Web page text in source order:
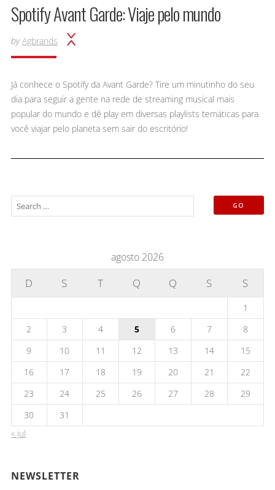
Spotify Avant Garde: Viaje pelo mundo
by Agbrands
Já conhece o Spotify da Avant Garde? Tire um minutinho do seu
dia para seguir a gente na rede de streaming musical mais
popular do mundo e dê play em diversas playlists temáticas para
você viajar pelo planeta sem sair do escritório!
agosto 2026
D S T Q Q S S
1
2
3 4 5 6 7
8
9
10 11 12 13 14
15
16
17 18 19 20 21
22
23
24 25 26 27 28
29
30
31
« jul
NEWSLETTER